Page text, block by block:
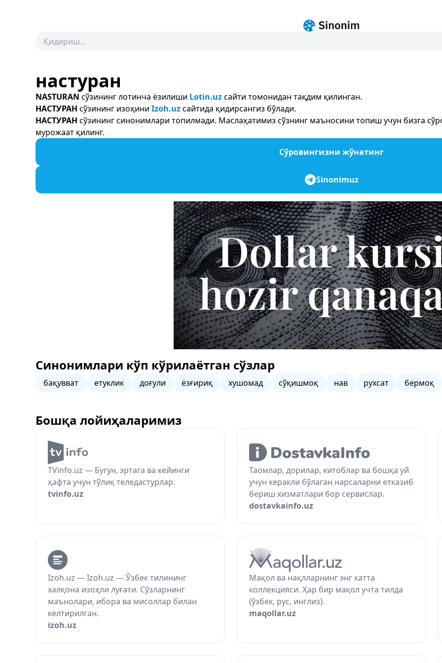
настуран
NASTURAN сўзининг лотинча ёзилиши Lotin.uzсайти томонидан тақдим қилинган.
НАСТУРАН сўзининг изоҳини Izoh.uzсайтида қидирсангиз бўлади.
НАСТУРАН сўзининг синонимлари топилмади. Маслаҳатимиз сўзнинг маъносини топиш учун бизга
мурожаат қилинг.
Сўровингизни жўнатинг
Sinonimuz
Синонимлари кўп кўрилаётган сўзлар
бақувват етуклик доғули ёзғириқ хушомад сўқишмоқ нав рухсат бермоқ
Бошқа лойиҳаларимиз
TVinfo.uz — Бугун, эртага ва кейинги
ҳафта учун тўлиқ теледастурлар.
tvinfo.uz
Таомлар, дорилар, китоблар ва бошқа уй
учун керакли бўлаган нарсаларни етказиб
бериш хизматлари бор сервислар.
dostavkainfo.uz
Izoh.uz — Izoh.uz — Ўзбек тилининг
халқона изоҳли луғати. Сўзларнинг
маънолари, ибора ва мисоллар билан
келтирилган.
izoh.uz
Мақол ва нақлларнинг энг катта
коллекцияси. Ҳар бир мақол учта тилда
(ўзбек, рус, инглиз).
maqollar.uz